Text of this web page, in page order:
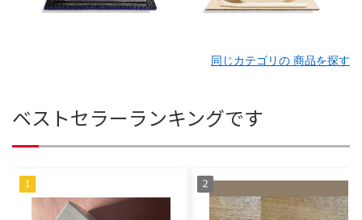
同じカテゴリの 商品を探す
ベストセラーランキングです